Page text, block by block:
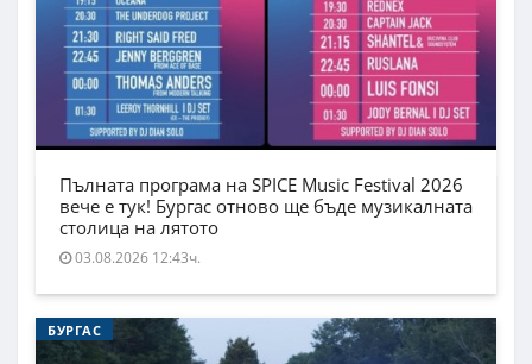
Пълната програма на SPICE Music Festival 2026
вече е тук! Бургас отново ще бъде музикалната
столица на лятото
03.08.2026 12:43ч.
БУРГАС